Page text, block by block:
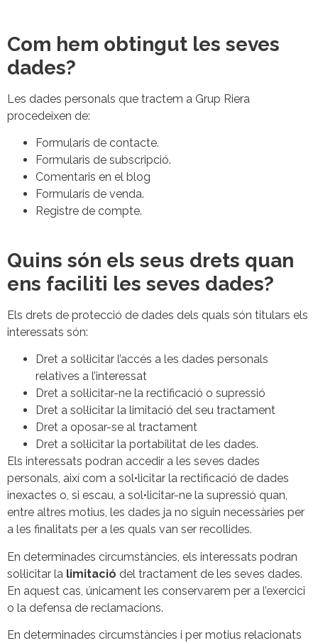
Com hem obtingut les seves
dades?
Les dades personals que tractem a Grup Riera
procedeixen de:
Formularis de contacte.
Formularis de subscripció.
Comentaris en el blog
Formularis de venda.
Registre de compte.
Quins són els seus drets quan
ens faciliti les seves dades?
Els drets de protecció de dades dels quals són titulars els
interessats són:
Dret a sol·licitar l’accés a les dades personals
relatives a l’interessat
Dret a sol·licitar-ne la rectificació o supressió
Dret a sol·licitar la limitació del seu tractament
Dret a oposar-se al tractament
Dret a sol·licitar la portabilitat de les dades.
Els interessats podran accedir a les seves dades
personals, així com a sol•licitar la rectificació de dades
inexactes o, si escau, a sol•licitar-ne la supressió quan,
entre altres motius, les dades ja no siguin necessàries per
a les finalitats per a les quals van ser recollides.
En determinades circumstàncies, els interessats podran
sol·licitar la limitació del tractament de les seves dades.
En aquest cas, únicament les conservarem per a l’exercici
o la defensa de reclamacions.
En determinades circumstàncies i per motius relacionats